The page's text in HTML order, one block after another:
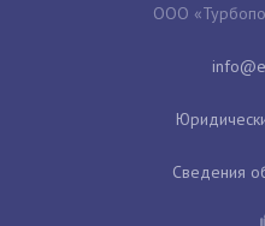
ООО
Сведения